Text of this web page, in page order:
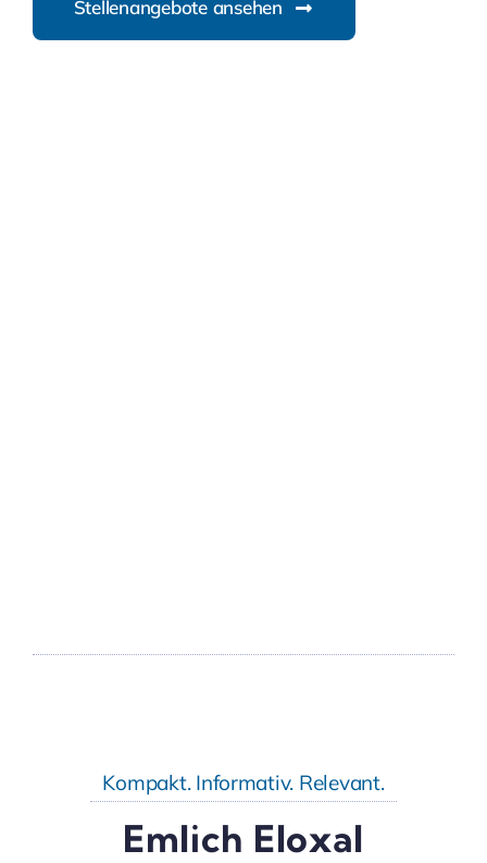
Stellenangebote ansehen
Kompakt. Informativ. Relevant.
Emlich Eloxal